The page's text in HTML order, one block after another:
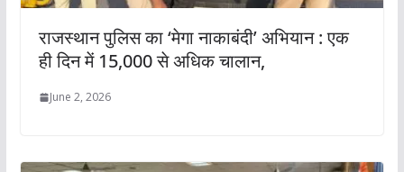
राजस्थान पुलिस का ‘मेगा नाकाबंदी’ अभियान : एक
ही दिन में 15,000 से अधिक चालान,
June 2, 2026